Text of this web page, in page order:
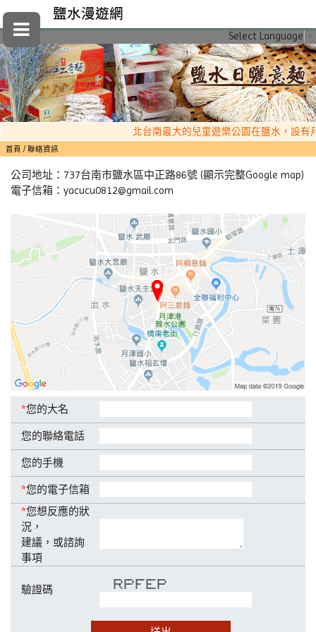
Select Language
鹽水漫遊網
北台南最大的兒童遊樂公園在鹽水，設有
首頁 聯絡資訊
公司地址： 737台南市鹽水區中正路86號 (顯示完整Google map)
電子信箱： yacucu0812@gmail.com
*您的大名
您的聯絡電話
您的手機
*您的電子信箱
*您想反應的狀
況，
建議，或諮詢
事項
驗證碼
****** ****** ******* ******* ******
* * * * * * * *
* * * * * * * *
****** ****** **** **** ******
* * * * * *
* * * * * *
* * * * ******* *